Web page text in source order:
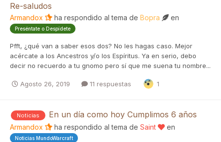
Re-saludos
Armandox ha respondido al tema de Bopra en
Preséntate o Despídete
Pfft, ¿qué van a saber esos dos? No les hagas caso. Mejor
acércate a los Ancestros y/o los Espíritus. Ya en serio, debo
decir no recuerdo a tu gnomo pero sí que me suena tu nombre...
Agosto 26, 2019 11 respuestas 1
Noticias En un día como hoy Cumplimos 6 años
Armandox ha respondido al tema de Saint en
Noticias MundoWarcraft